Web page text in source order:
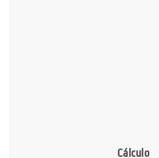
Cálculo